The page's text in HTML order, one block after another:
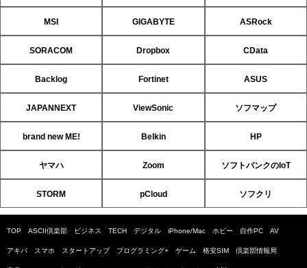
MSI GIGABYTE ASRock
SORACOM Dropbox CData
Backlog Fortinet ASUS
JAPANNEXT ViewSonic ソフマップ
brand new ME! Belkin HP
ヤマハ Zoom ソフトバンクのIoT
STORM pCloud ソフクリ
TOP ASCII倶楽部 ビジネス TECH デジタル iPhone/Mac ホビー 自作PC AV
アキバ スマホ スタートアップ プログラミング+ ゲーム 格安SIM 倶楽部情報局